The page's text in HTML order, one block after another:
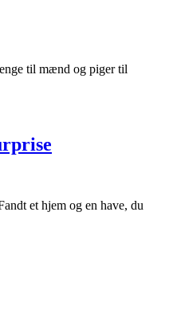
til mænd og piger til
et hjem og en have, du